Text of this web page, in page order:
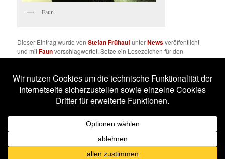
Faun
Dieser Eintrag wurde vonStefan FrühaufunterNewsveröffentlicht
und mitFaunverschlagwortet. Setze ein Lesezeichen für den
Permalink.
Impressum
Stolz präsentiert von WordPress